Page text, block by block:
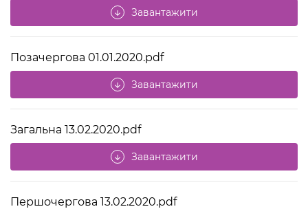
arrow_downward Завантажити
Позачергова 01.01.2020.pdf
arrow_downward Завантажити
Загальна 13.02.2020.pdf
arrow_downward Завантажити
Першочергова 13.02.2020.pdf